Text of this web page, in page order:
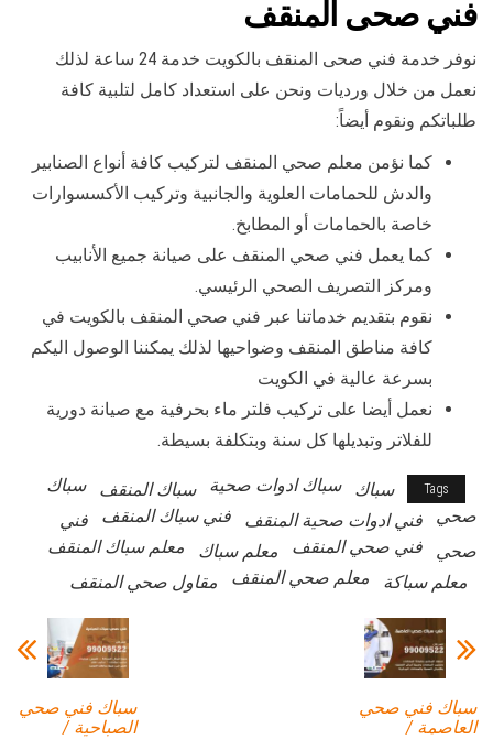
فني صحى المنقف
نوفر خدمة فني صحى المنقف بالكويت خدمة 24 ساعة لذلك
نعمل من خلال ورديات ونحن على استعداد كامل لتلبية كافة
طلباتكم ونقوم أيضاً:
كما نؤمن معلم صحي المنقف لتركيب كافة أنواع الصنابير
والدش للحمامات العلوية والجانبية وتركيب الأكسسوارات
خاصة بالحمامات أو المطابخ.
كما يعمل فني صحي المنقف على صيانة جميع الأنابيب
ومركز التصريف الصحي الرئيسي.
نقوم بتقديم خدماتنا عبر فني صحي المنقف بالكويت في
كافة مناطق المنقف وضواحيها لذلك يمكننا الوصول اليكم
بسرعة عالية في الكويت
نعمل أيضا على تركيب فلتر ماء بحرفية مع صيانة دورية
للفلاتر وتبديلها كل سنة وبتكلفة بسيطة.
Tags سباك سباك ادوات صحية سباك المنقف
سباك
صحي
فني ادوات صحية المنقف فني سباك المنقف
فني
صحي
فني صحي المنقف معلم سباك
معلم سباك المنقف
معلم سباكة
معلم صحي المنقف مقاول صحي المنقف
سباك فني صحي
الصباحية /
سباك فني صحي
العاصمة /